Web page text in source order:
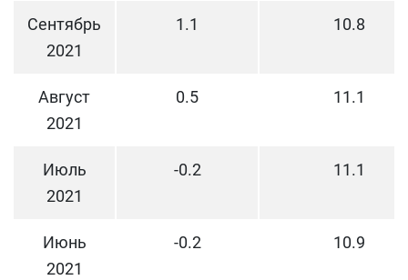
Сентябрь
2021
1.1 10.8
Август
2021
0.5 11.1
Июль
2021
-0.2 11.1
Июнь
2021
-0.2 10.9